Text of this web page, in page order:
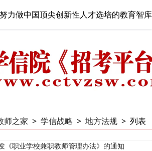
力做中国顶尖创新性人才选培的教育智库
师之家 > 学信战略 > 地方法规 > 列表
《职业学校兼职教师管理办法》的通知